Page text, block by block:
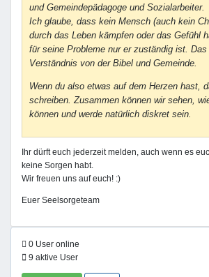
und Gemeindepädagoge und Sozialarbeiter.
Ich glaube, dass kein Mensch (auch kein
durch das Leben kämpfen oder das Gefühl
für seine Probleme nur er zuständig ist.
Verständnis von der Bibel und Gemeinde.
Wenn du also etwas auf dem Herzen hast,
schreiben. Zusammen können wir sehen,
können und werde natürlich diskret sein.
Ihr dürft euch jederzeit melden, auch wenn es
keine Sorgen habt.
Wir freuen uns auf euch! :)
Euer Seelsorgeteam
0 User online
9 aktive User